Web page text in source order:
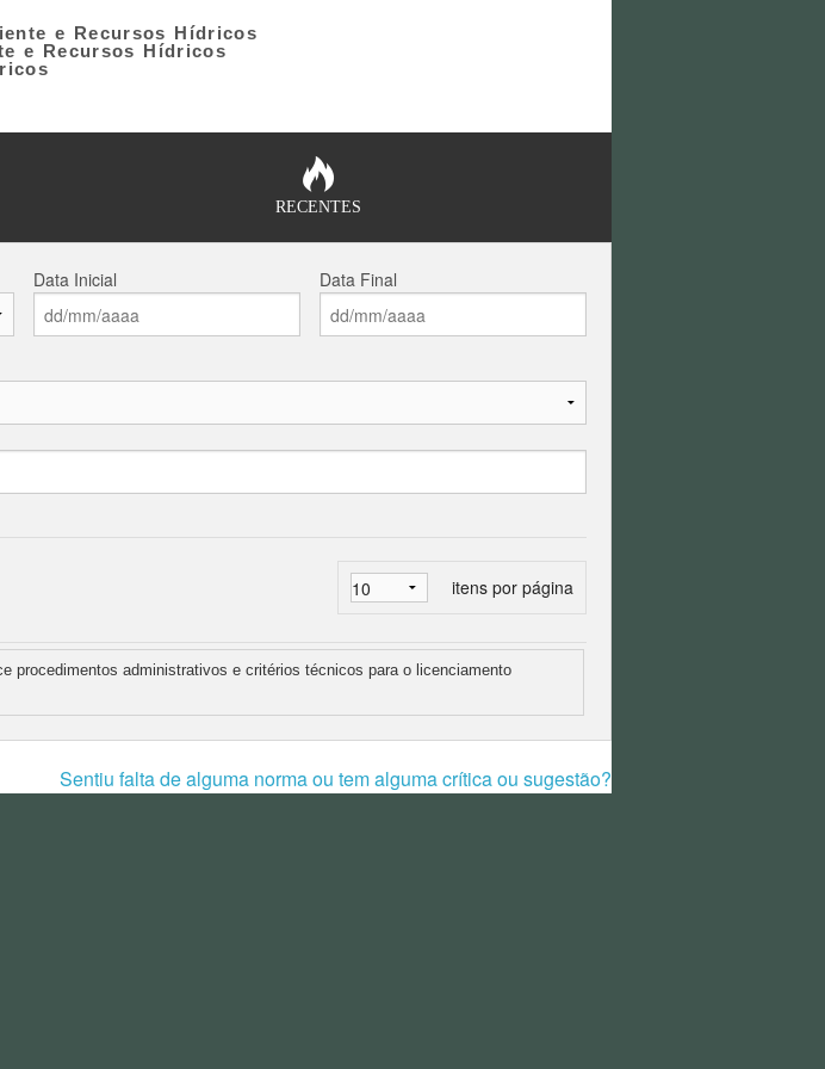
e Recursos Hídricos
e Recursos Hídricos
RECENTES
Data Inicial Data Final
itens por página
procedimentos administrativos e critérios técnicos para o licenciamento
Sentiu falta de alguma norma ou tem alguma crítica ou sugestão?